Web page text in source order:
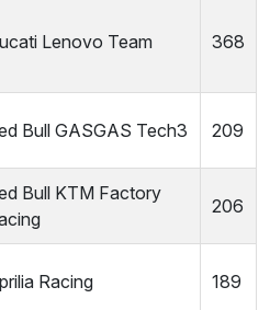
Lenovo Team 368
Bull GASGAS Tech3 209
Bull KTM Factory
206
Racing 189